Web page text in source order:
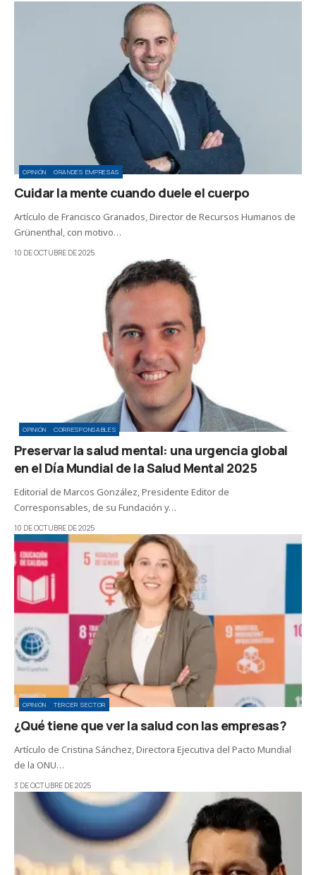
OPINIÓN GRANDES EMPRESAS
Cuidar la mente cuando duele el cuerpo
Artículo de Francisco Granados, Director de Recursos Humanos de
Grünenthal, con motivo…
10 DE OCTUBRE DE 2025
OPINIÓN CORRESPONSABLES
Preservar la salud mental: una urgencia global
en el Día Mundial de la Salud Mental 2025
Editorial de Marcos González, Presidente Editor de
Corresponsables, de su Fundación y…
10 DE OCTUBRE DE 2025
OPINIÓN TERCER SECTOR
¿Qué tiene que ver la salud con las empresas?
Artículo de Cristina Sánchez, Directora Ejecutiva del Pacto Mundial
de la ONU…
3 DE OCTUBRE DE 2025